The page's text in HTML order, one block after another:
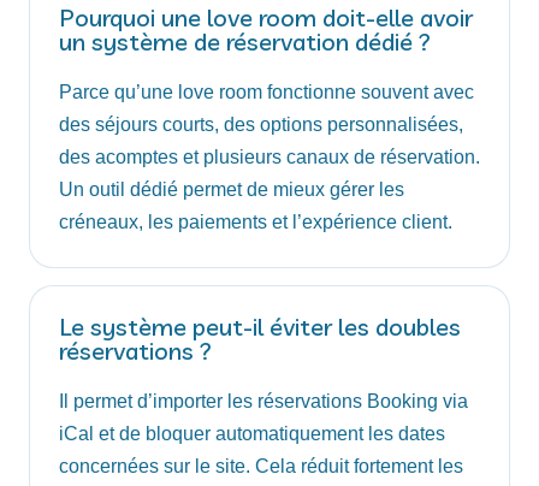
Pourquoi une love room doit-elle avoir
un système de réservation dédié ?
Parce qu’une love room fonctionne souvent avec
des séjours courts, des options personnalisées,
des acomptes et plusieurs canaux de réservation.
Un outil dédié permet de mieux gérer les
créneaux, les paiements et l’expérience client.
Le système peut-il éviter les doubles
réservations ?
Il permet d’importer les réservations Booking via
iCal et de bloquer automatiquement les dates
concernées sur le site. Cela réduit fortement les